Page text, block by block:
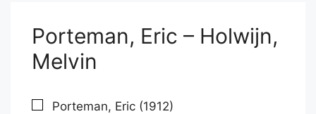
Porteman, Eric – Holwijn,
Melvin
Porteman, Eric (1912)